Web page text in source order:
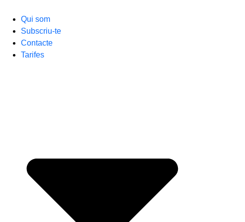
Qui som
Subscriu-te
Contacte
Tarifes